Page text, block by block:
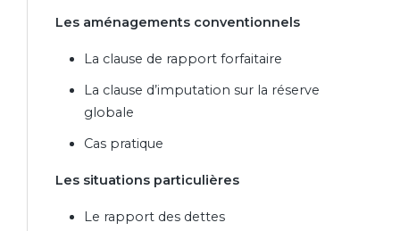
Les aménagements conventionnels
La clause de rapport forfaitaire
La clause d’imputation sur la réserve
globale
Cas pratique
Les situations particulières
Le rapport des dettes